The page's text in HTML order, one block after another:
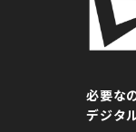
必要な
デジタ